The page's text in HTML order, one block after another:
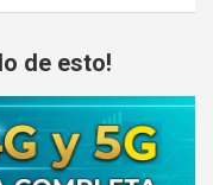
de esto!